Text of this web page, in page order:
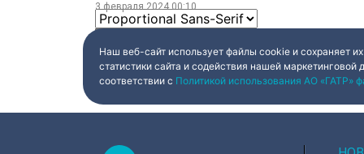
Close Modal Dialog
End of dialog window.
3 февраля 202400:10
Наш веб-сайт использует файлы cookie и сохраняет
статистики сайта и содействия нашей
соответствии с Политикой использования АО «ГАТР»